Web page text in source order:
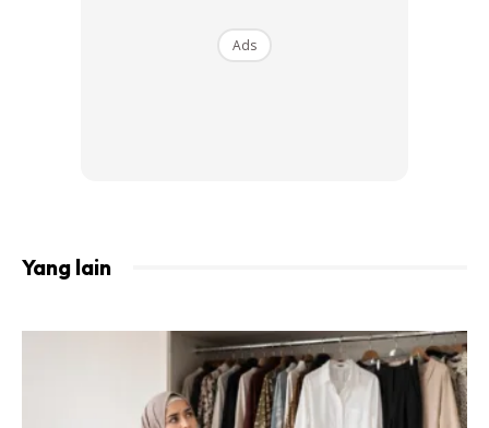
Anda perlu faham bahawa teknik ini sahaja tidak akan
Anda disarankan agar melakukan teknik ini dua kali sehari:
Berbaring telentang di atas permukaan yang rata.
Gosok tangan anda dengan kuat sehingga ia terasa
Ads
Yang lain